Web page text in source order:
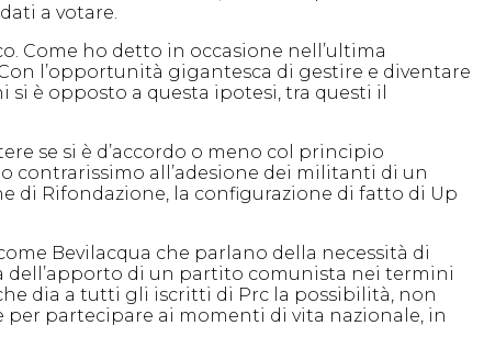
a votare.
Come ho detto in occasione nell’ultima
l’opportunità gigantesca di gestire e diventare
è opposto a questa ipotesi, tra questi il
se si è d’accordo o meno col principio
contrarissimo all’adesione dei militanti di un
di Rifondazione, la configurazione di fatto di Up
Bevilacqua che parlano della necessità di
dell’apporto di un partito comunista nei termini
dia a tutti gli iscritti di Prc la possibilità, non
partecipare ai momenti di vita nazionale, in